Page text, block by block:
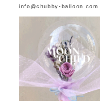
info@chubby-balloon.com